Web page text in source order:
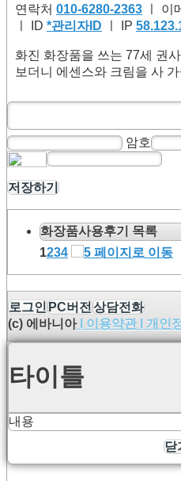
연락처 010-6280-2363 ㅣ 이
ㅣ ID *관리자ID ㅣ IP
화진 화장품을 쓰는 77세 권
보더니 에센스와 크림을 사
암호
저장하기
화장품사용후기 목록
1234
로그인PC버전상담전화
(c) 에바니아l 이용약관l 개인
타이틀
내용
닫